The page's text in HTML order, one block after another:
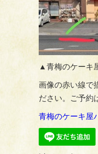
▲青梅のケーキ
画像の赤い線で
ださい。ご予約
青梅のケーキ屋